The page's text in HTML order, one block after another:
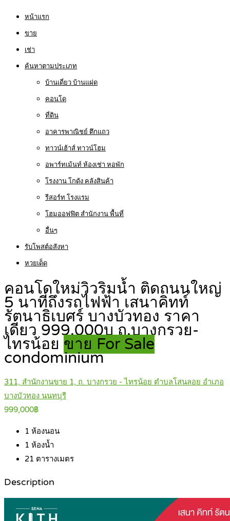
หน้าแรก
ขาย
เช่า
ค้นหาตามประเภท
บ้านเดี่ยว บ้านแฝด
คอนโด
ที่ดิน
อาคารพาณิชย์ ตึกแถว
ทาวน์เฮ้าส์ ทาวน์โฮม
อพาร์ทเม้นท์ ห้องเช่า หอพัก
โรงงาน โกดัง คลังสินค้า
รีสอร์ท โรงแรม
โฮมออฟฟิต สำนักงาน พื้นที่
อื่นๆ
รับโพสต์อสังหา
หวยเด็ด
คอนโดใหม่วิวริมน้ำ ติดถนนใหญ่
5 นาทีถึงรถไฟฟ้า เสนาคิทท์
รัตนาธิเบศร์ บางบัวทอง ราคา
เดียว 999,000บ ถ.บางกรวย-
ไทรน้อย ขาย For Sale
condominium
311, สำนักงานขาย 1, ถ. บางกรวย - ไทรน้อย ตำบลโสนลอย อำเภอ
บางบัวทอง นนทบุรี
999,000฿
1 ห้องนอน
1 ห้องน้ำ
21 ตารางเมตร
Description